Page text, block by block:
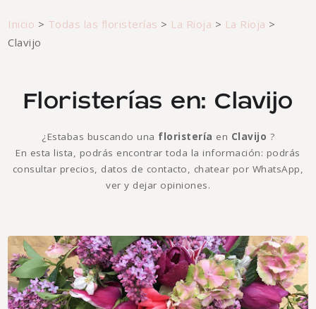
Inicio > Todas las floristerías > La Rioja > La Rioja >
Clavijo
Floristerías en: Clavijo
¿Estabas buscando una floristería en Clavijo ?
En esta lista, podrás encontrar toda la información: podrás
consultar precios, datos de contacto, chatear por WhatsApp,
ver y dejar opiniones.